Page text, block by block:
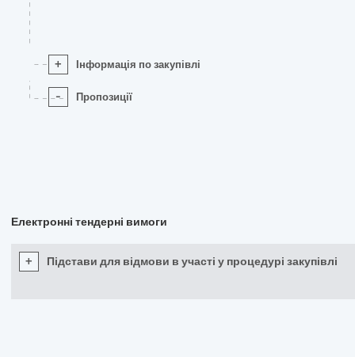
+ Інформація по закупівлі
- Пропозиції
Електронні тендерні вимоги
+ Підстави для відмови в участі у процедурі закупівлі